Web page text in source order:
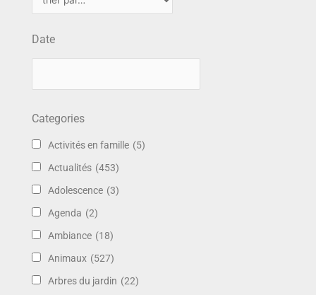
Date
Categories
Activités en famille (5)
Actualités (453)
Adolescence (3)
Agenda (2)
Ambiance (18)
Animaux (527)
Arbres du jardin (22)